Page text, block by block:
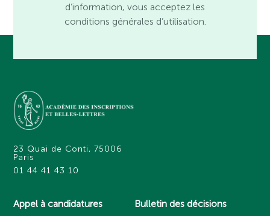
d’information, vous acceptez les
conditions générales d’utilisation.
23 Quai de Conti, 75006
Paris
01 44 41 43 10
Appel à candidatures Bulletin des décisions